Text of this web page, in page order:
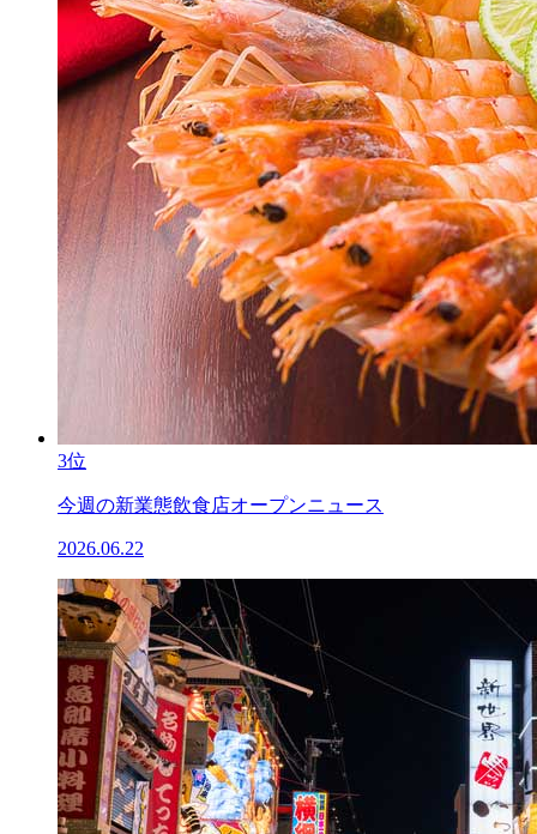
3位
今週の新業態飲食店オープンニュース
2026.06.22